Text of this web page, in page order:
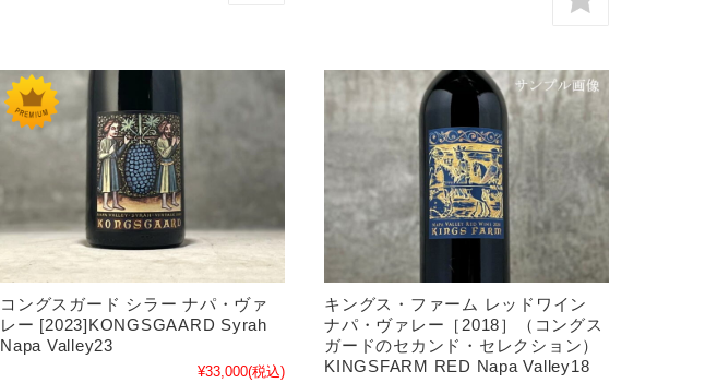
コングスガード シラー ナパ・ヴァ
レー [2023]KONGSGAARD Syrah
Napa Valley23
¥33,000(税込)
キングス・ファーム レッドワイン
ナパ・ヴァレー［2018］（コングス
ガードのセカンド・セレクション）
KINGSFARM RED Napa Valley18